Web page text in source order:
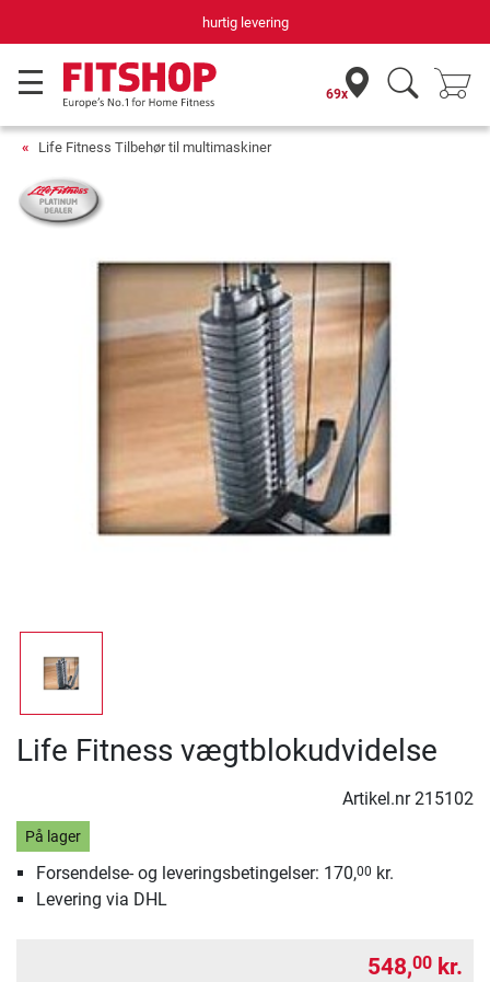
hurtig levering
69x
Life Fitness Tilbehør til multimaskiner
Life Fitness vægtblokudvidelse
Artikel.nr215102
På lager
Forsendelse- og leveringsbetingelser: 170,00 kr.
Levering via DHL
548,00 kr.